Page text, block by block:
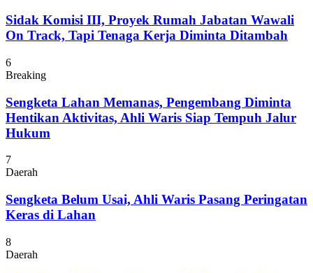
Sidak Komisi III, Proyek Rumah Jabatan Wawali
On Track, Tapi Tenaga Kerja Diminta Ditambah
6
Breaking
Sengketa Lahan Memanas, Pengembang Diminta
Hentikan Aktivitas, Ahli Waris Siap Tempuh Jalur
Hukum
7
Daerah
Sengketa Belum Usai, Ahli Waris Pasang Peringatan
Keras di Lahan
8
Daerah